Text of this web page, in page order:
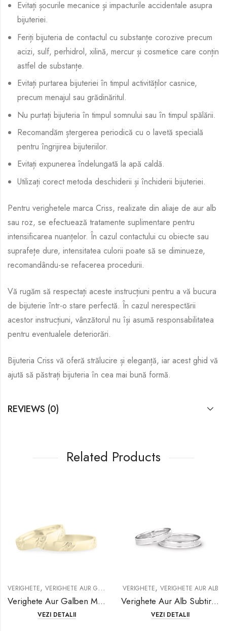
Evitați șocurile mecanice și impacturile accidentale asupra
bijuteriei.
Feriți bijuteria de contactul cu substanțe corozive precum
acizi, sulf, perhidrol, xilină, mercur și cosmetice care conțin
astfel de substanțe.
Evitați purtarea bijuteriei în timpul activităților casnice,
precum menajul sau grădinăritul.
Nu purtați bijuteria în timpul somnului sau în timpul spălării.
Recomandăm ștergerea periodică cu o lavetă specială
pentru îngrijirea bijuteriilor.
Evitați expunerea îndelungată la apă caldă.
Utilizați corect metoda deschiderii și închiderii bijuteriei.
Pentru verighetele marca Criss, realizate din aliaje de aur alb
sau roz, se efectuează tratamente suplimentare pentru
intensificarea nuanțelor. În cazul contactului cu obiecte sau
suprafețe dure, intensitatea culorii poate să se diminueze,
recomandându-se refacerea procedurii.
Vă rugăm să respectați aceste instrucțiuni pentru a vă bucura
de bijuterie într-o stare perfectă. În cazul nerespectării
acestor instrucțiuni, vânzătorul nu își asumă responsabilitatea
pentru eventualele deteriorări.
Bijuteria Criss vă oferă strălucire și eleganță, iar acest ghid vă
ajută să păstrați bijuteria în cea mai bună formă.
REVIEWS (0)
Related Products
VERIGHETE, VERIGHETE AUR GALBEN
Verighete Aur Galben Model d846-g
VEZI DETALII
VERIGHETE, VERIGHETE AUR ALB
Verighete Aur Alb Subtiri Model d678-a
VEZI DETALII